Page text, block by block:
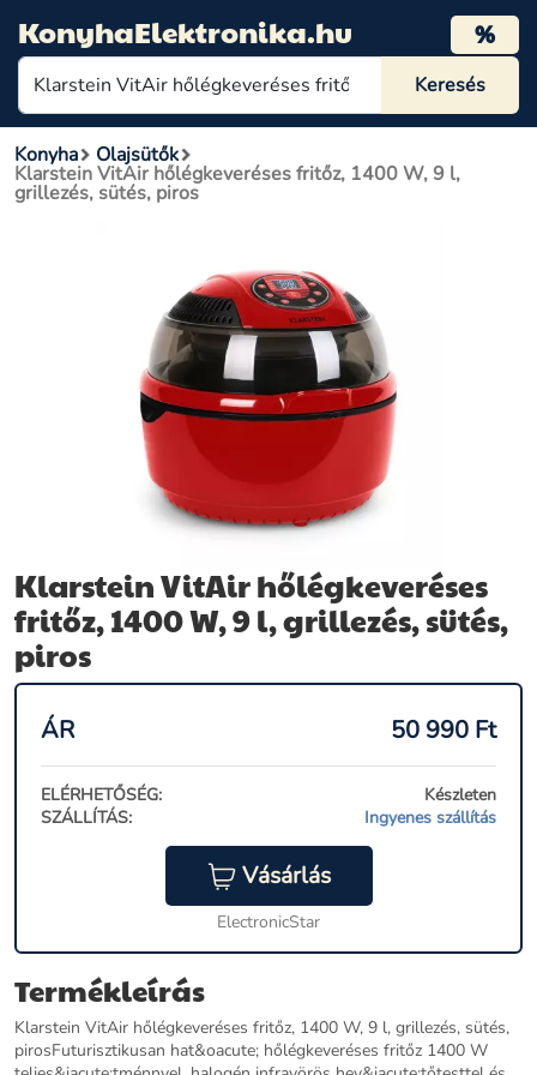
KonyhaElektronika.hu %
Konyha Olajsütők
Klarstein VitAir hőlégkeveréses fritőz, 1400 W, 9 l,
grillezés, sütés, piros
Klarstein VitAir hőlégkeveréses
fritőz, 1400 W, 9 l, grillezés, sütés,
piros
ÁR 50 990 Ft
ELÉRHETŐSÉG:
Készleten
SZÁLLÍTÁS:
Ingyenes szállítás
Vásárlás
ElectronicStar
Termékleírás
Klarstein VitAir hőlégkeveréses fritőz, 1400 W, 9 l, grillezés, sütés,
pirosFuturisztikusan hat&oacute; hőlégkeveréses fritőz 1400 W